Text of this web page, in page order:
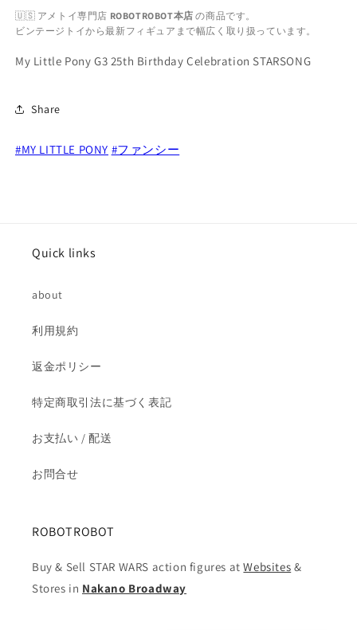
量
を
減
量
を
増
🇺🇸 アメトイ専門店 ROBOTROBOT本店 の商品です。
ビンテージトイから最新フィギュアまで幅広く取り扱っています。
My Little Pony G3 25th Birthday Celebration STARSONG
Share
#MY LITTLE PONY #ファンシー
Quick links
about
利用規約
返金ポリシー
特定商取引法に基づく表記
お支払い / 配送
お問合せ
ROBOTROBOT
Buy & Sell STAR WARS action figures atWebsites &
Stores in Nakano Broadway